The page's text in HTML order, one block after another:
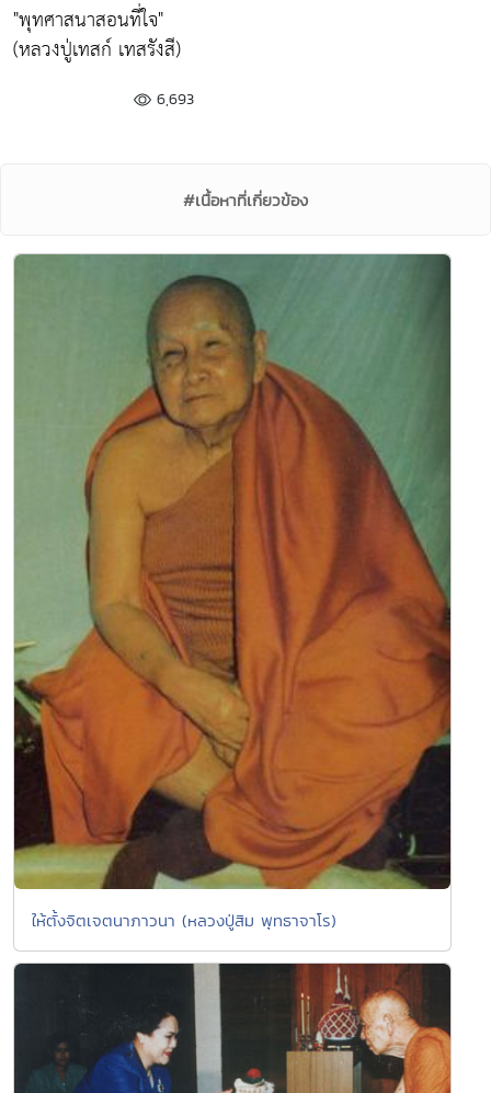
"พุทศาสนาสอนที่ใจ"
(หลวงปู่เทสก์ เทสรังสี)
6,693
#เนื้อหาที่เกี่ยวข้อง
ให้ตั้งจิตเจตนาภาวนา (หลวงปู่สิม พุทธาจาโร)